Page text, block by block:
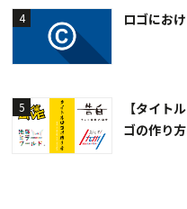
4 ロゴにお
5
【タイト
ゴの作り